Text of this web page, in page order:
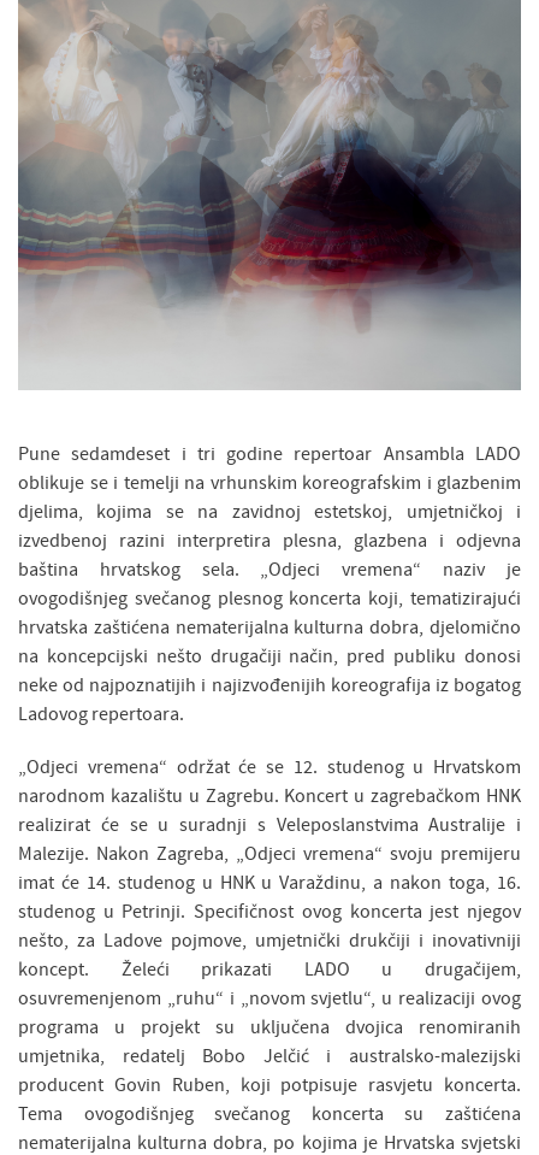
Pune sedamdeset i tri godine repertoar Ansambla LADO
oblikuje se i temelji na vrhunskim koreografskim i glazbenim
djelima, kojima se na zavidnoj estetskoj, umjetničkoj i
izvedbenoj razini interpretira plesna, glazbena i odjevna
baština hrvatskog sela. „Odjeci vremena“ naziv je
ovogodišnjeg svečanog plesnog koncerta koji, tematizirajući
hrvatska zaštićena nematerijalna kulturna dobra, djelomično
na koncepcijski nešto drugačiji način, pred publiku donosi
neke od najpoznatijih i najizvođenijih koreografija iz bogatog
Ladovog repertoara.
„Odjeci vremena“ održat će se 12. studenog u Hrvatskom
narodnom kazalištu u Zagrebu. Koncert u zagrebačkom HNK
realizirat će se u suradnji s Veleposlanstvima Australije i
Malezije. Nakon Zagreba, „Odjeci vremena“ svoju premijeru
imat će 14. studenog u HNK u Varaždinu, a nakon toga, 16.
studenog u Petrinji. Specifičnost ovog koncerta jest njegov
nešto, za Ladove pojmove, umjetnički drukčiji i inovativniji
koncept. Želeći prikazati LADO u drugačijem,
osuvremenjenom „ruhu“ i „novom svjetlu“, u realizaciji ovog
programa u projekt su uključena dvojica renomiranih
umjetnika, redatelj Bobo Jelčić i australsko-malezijski
producent Govin Ruben, koji potpisuje rasvjetu koncerta.
Tema ovogodišnjeg svečanog koncerta su zaštićena
nematerijalna kulturna dobra, po kojima je Hrvatska svjetski